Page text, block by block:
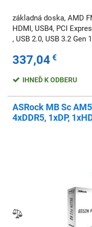
základná doska, AMD
HDMI, USB4, PCI
, USB 2.0, USB 3.2 Gen
337,04 €
IHNEĎ K ODBERU
ASRock MB Sc
4xDDR5, 1xDP,